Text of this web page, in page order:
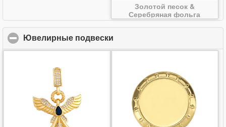
Золотой песок &
Серебряная фольга
Lampwork подвески
Ювелирные подвески